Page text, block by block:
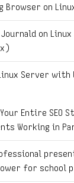
Browser on
on
Server with
Entire SEO
Working in
for school